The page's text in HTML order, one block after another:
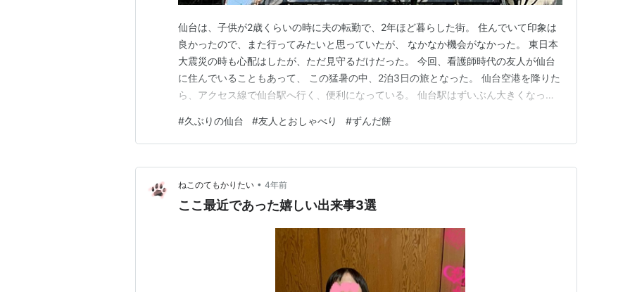
仙台は、子供が2歳くらいの時に夫の転勤で、2年ほど暮らした街。 住んでいて印象は
良かったので、また行ってみたいと思っていたが、 なかなか機会がなかった。 東日本
大震災の時も心配はしたが、ただ見守るだけだった。 今回、看護師時代の友人が仙台
に住んでいることもあって、 この猛暑の中、2泊3日の旅となった。 仙台空港を降りた
ら、アクセス線で仙台駅へ行く、便利になっている。 仙台駅はずいぶん大きくなって
れい 2日目は山形市へ行った。初めての街。 にぎやかに、花笠祭りの笠があちこちに
飾り付けある。 お昼は平田牧場の「ヒレカツ定…
#久ぶりの仙台 #友人とおしゃべり #ずんだ餅
ねこのてもかりたい • 4年前
ここ最近であった嬉しい出来事3選